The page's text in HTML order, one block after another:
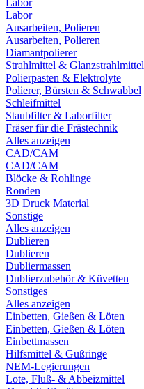
Labor
Labor
Ausarbeiten, Polieren
Ausarbeiten, Polieren
Diamantpolierer
Strahlmittel & Glanzstrahlmittel
Polierpasten & Elektrolyte
Polierer, Bürsten & Schwabbel
Schleifmittel
Staubfilter & Laborfilter
Fräser für die Frästechnik
Alles anzeigen
CAD/CAM
CAD/CAM
Blöcke & Rohlinge
Ronden
3D Druck Material
Sonstige
Alles anzeigen
Dublieren
Dublieren
Dubliermassen
Dublierzubehör & Küvetten
Sonstiges
Alles anzeigen
Einbetten, Gießen & Löten
Einbetten, Gießen & Löten
Einbettmassen
Hilfsmittel & Gußringe
NEM-Legierungen
Lote, Fluß- & Abbeizmittel